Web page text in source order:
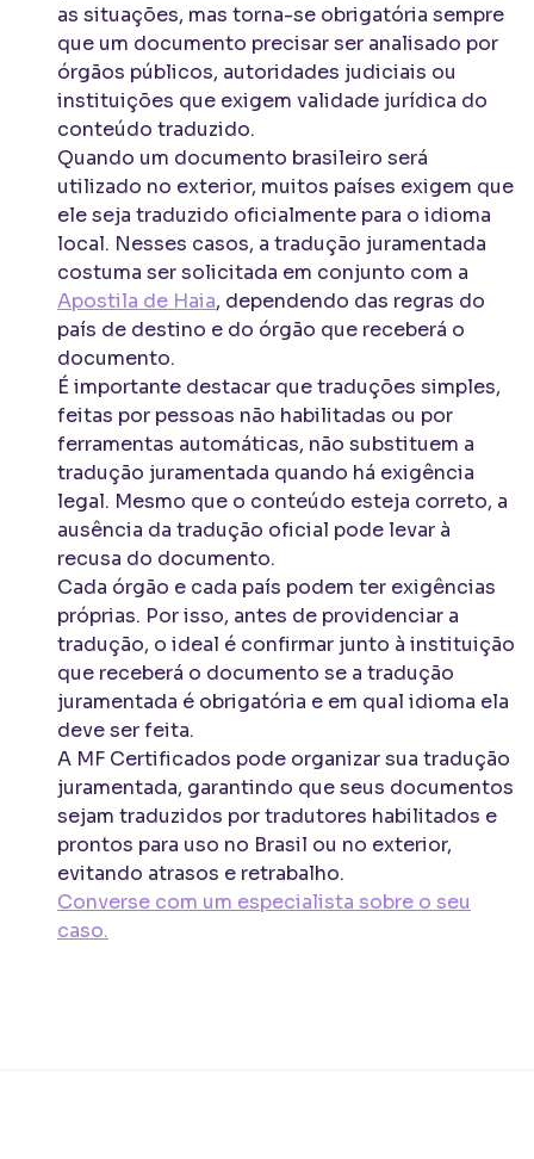
as situações, mas torna-se obrigatória sempre
que um documento precisar ser analisado por
órgãos públicos, autoridades judiciais ou
instituições que exigem validade jurídica do
conteúdo traduzido.
Quando um documento brasileiro será
utilizado no exterior, muitos países exigem que
ele seja traduzido oficialmente para o idioma
local. Nesses casos, a tradução juramentada
costuma ser solicitada em conjunto com a
Apostila de Haia, dependendo das regras do
país de destino e do órgão que receberá o
documento.
É importante destacar que traduções simples,
feitas por pessoas não habilitadas ou por
ferramentas automáticas, não substituem a
tradução juramentada quando há exigência
legal. Mesmo que o conteúdo esteja correto, a
ausência da tradução oficial pode levar à
recusa do documento.
Cada órgão e cada país podem ter exigências
próprias. Por isso, antes de providenciar a
tradução, o ideal é confirmar junto à instituição
que receberá o documento se a tradução
juramentada é obrigatória e em qual idioma ela
deve ser feita.
A MF Certificados pode organizar sua tradução
juramentada, garantindo que seus documentos
sejam traduzidos por tradutores habilitados e
prontos para uso no Brasil ou no exterior,
evitando atrasos e retrabalho.
Converse com um especialista sobre o seu
caso.